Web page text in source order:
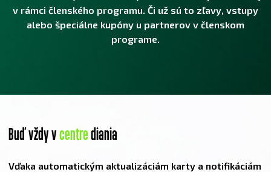
v rámci členského programu. Či už sú to zľavy, vstupy
alebo špeciálne kupóny u partnerov v členskom
programe.
Buď vždy vcentrediania
Vďaka automatickým aktualizáciám karty a notifikáciám